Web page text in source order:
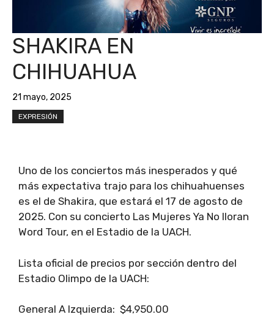
SHAKIRA EN
CHIHUAHUA
21 mayo, 2025
EXPRESIÓN
Uno de los conciertos más inesperados y qué
más expectativa trajo para los chihuahuenses
es el de Shakira, que estará el 17 de agosto de
2025. Con su concierto Las Mujeres Ya No lloran
Word Tour, en el Estadio de la UACH.
Lista oficial de precios por sección dentro del
Estadio Olimpo de la UACH:
General A Izquierda: $4,950.00